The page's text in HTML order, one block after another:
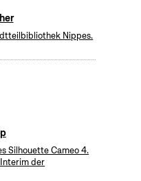
Nippes.
Silhouette Cameo 4.
der